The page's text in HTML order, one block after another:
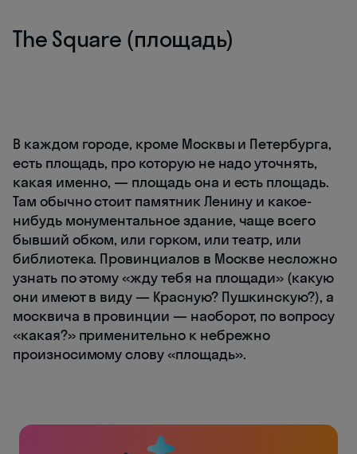
The Square (площадь)
В каждом городе, кроме Москвы и Петербурга,
есть площадь, про которую не надо уточнять,
какая именно, — площадь она и есть площадь.
Там обычно стоит памятник Ленину и какое-
нибудь монументальное здание, чаще всего
бывший обком, или горком, или театр, или
библиотека. Провинциалов в Москве несложно
узнать по этому «жду тебя на площади» (какую
они имеют в виду — Красную? Пушкинскую?), а
москвича в провинции — наоборот, по вопросу
«какая?» применительно к небрежно
произносимому слову «площадь».